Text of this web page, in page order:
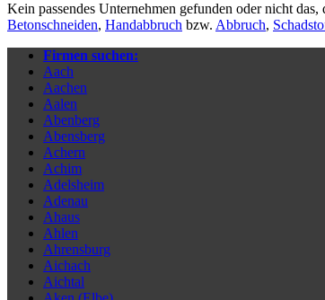
Kein passendes Unternehmen gefunden oder nicht
Betonschneiden, Handabbruch bzw. Abbruch,
Firmen suchen:
Aach
Aachen
Aalen
Abenberg
Abensberg
Achern
Achim
Adelsheim
Adenau
Ahaus
Ahlen
Ahrensburg
Aichach
Aichtal